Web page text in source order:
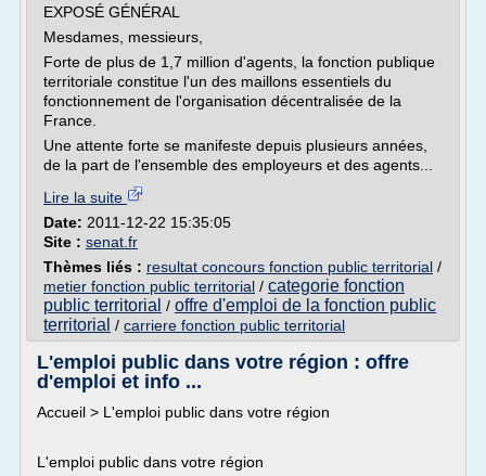
EXPOSÉ GÉNÉRAL
Mesdames, messieurs,
Forte de plus de 1,7 million d'agents, la fonction publique
territoriale constitue l'un des maillons essentiels du
fonctionnement de l'organisation décentralisée de la
France.
Une attente forte se manifeste depuis plusieurs années,
de la part de l'ensemble des employeurs et des agents...
Lire la suite
Date: 2011-12-22 15:35:05
Site : senat.fr
Thèmes liés : resultat concours fonction public territorial /
metier fonction public territorial / categorie fonction
public territorial / offre d'emploi de la fonction public
territorial / carriere fonction public territorial
L'emploi public dans votre région : offre
d'emploi et info ...
Accueil > L'emploi public dans votre région
L'emploi public dans votre région